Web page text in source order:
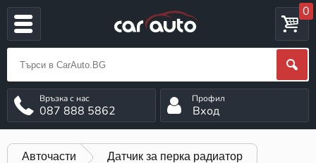
0
087 888 5862 Вход
Авточасти Датчик за перка радиатор